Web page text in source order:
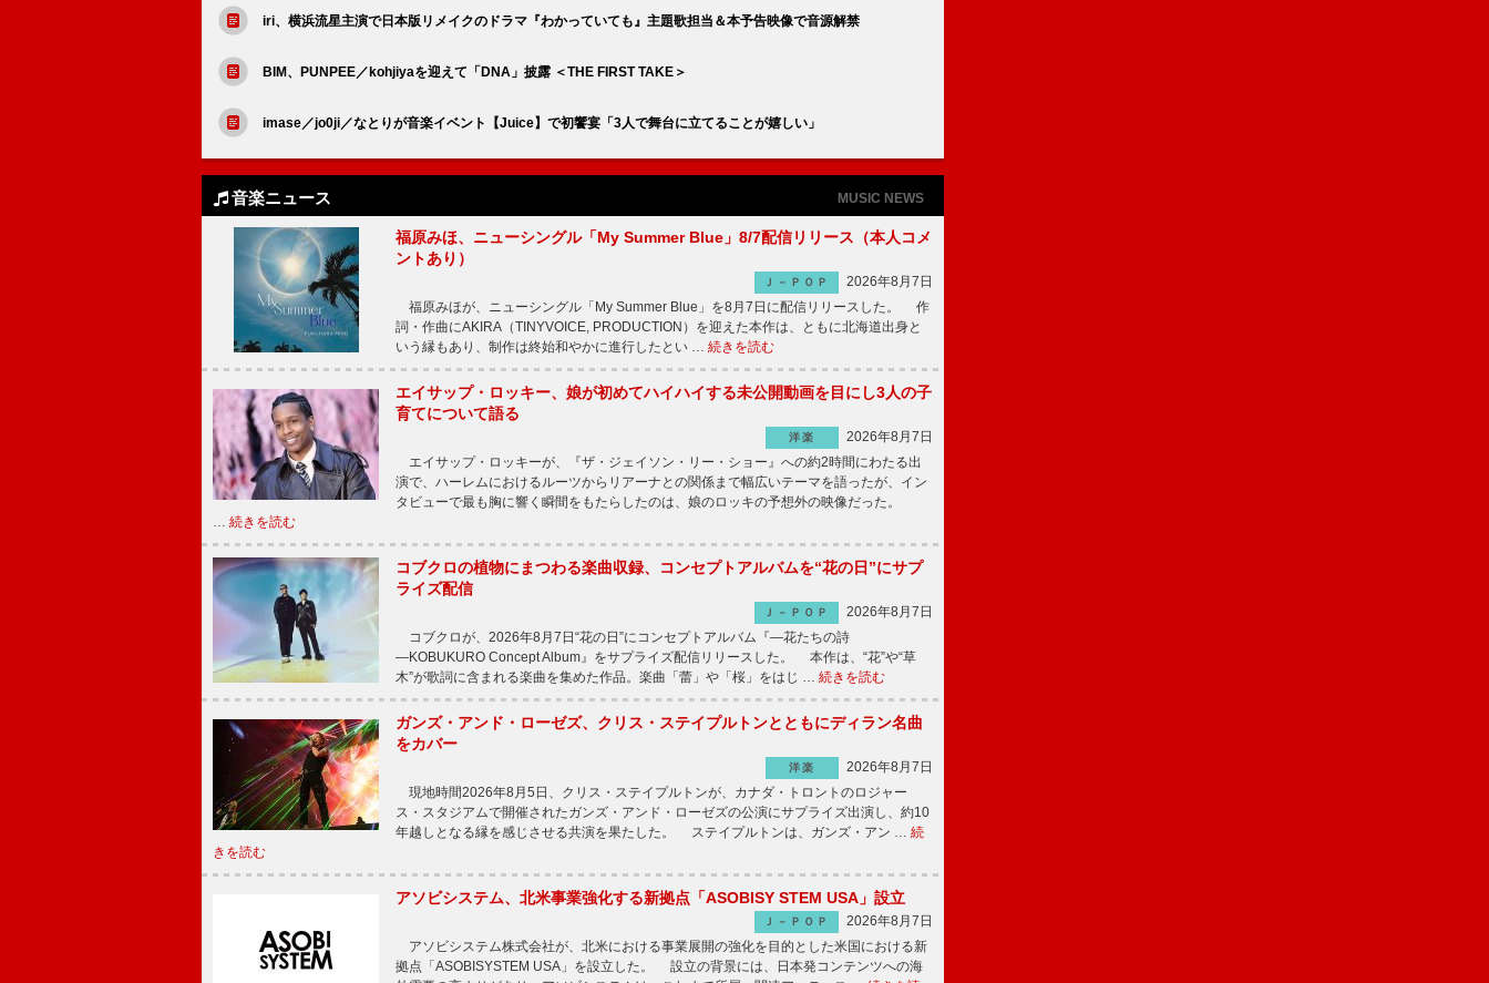
iri、横浜流星主演で日本版リメイクのドラマ『わかっていても』主題歌担当＆本予告映像で音源解禁
BIM、PUNPEE／kohjiyaを迎えて「DNA」披露 ＜THE FIRST TAKE＞
imase／jo0ji／なとりが音楽イベント【Juice】で初饗宴「3人で舞台に立てることが嬉しい」
音楽ニュース MUSIC NEWS
福原みほ、ニューシングル「My Summer Blue」8/7配信リリース（本人コメ
ントあり）
Ｊ－ＰＯＰ
2026年8月7日
福原みほが、ニューシングル「My Summer Blue」を8月7日に配信リリースした。 作
詞・作曲にAKIRA（TINYVOICE, PRODUCTION）を迎えた本作は、ともに北海道出身と
いう縁もあり、制作は終始和やかに進行したとい … 続きを読む
エイサップ・ロッキー、娘が初めてハイハイする未公開動画を目にし3人の子
育てについて語る
洋楽
2026年8月7日
エイサップ・ロッキーが、『ザ・ジェイソン・リー・ショー』への約2時間にわたる出
演で、ハーレムにおけるルーツからリアーナとの関係まで幅広いテーマを語ったが、イン
タビューで最も胸に響く瞬間をもたらしたのは、娘のロッキの予想外の映像だった。
… 続きを読む
コブクロの植物にまつわる楽曲収録、コンセプトアルバムを“花の日”にサプ
ライズ配信
Ｊ－ＰＯＰ
2026年8月7日
コブクロが、2026年8月7日“花の日”にコンセプトアルバム『―花たちの詩
―KOBUKURO Concept Album』をサプライズ配信リリースした。 本作は、“花”や“草
木”が歌詞に含まれる楽曲を集めた作品。楽曲「蕾」や「桜」をはじ … 続きを読む
ガンズ・アンド・ローゼズ、クリス・ステイプルトンとともにディラン名曲
をカバー
洋楽
2026年8月7日
現地時間2026年8月5日、クリス・ステイプルトンが、カナダ・トロントのロジャー
ス・スタジアムで開催されたガンズ・アンド・ローゼズの公演にサプライズ出演し、約10
年越しとなる縁を感じさせる共演を果たした。 ステイプルトンは、ガンズ・アン … 続
きを読む
アソビシステム、北米事業強化する新拠点「ASOBISY STEM USA」設立
Ｊ－ＰＯＰ
2026年8月7日
アソビシステム株式会社が、北米における事業展開の強化を目的とした米国における新
拠点「ASOBISYSTEM USA」を設立した。 設立の背景には、日本発コンテンツへの海